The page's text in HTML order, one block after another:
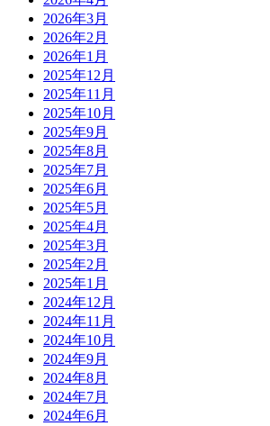
2026年3月
2026年2月
2026年1月
2025年12月
2025年11月
2025年10月
2025年9月
2025年8月
2025年7月
2025年6月
2025年5月
2025年4月
2025年3月
2025年2月
2025年1月
2024年12月
2024年11月
2024年10月
2024年9月
2024年8月
2024年7月
2024年6月